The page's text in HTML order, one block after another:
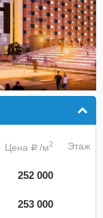
Цена a /м2 Этаж
252 000
253 000